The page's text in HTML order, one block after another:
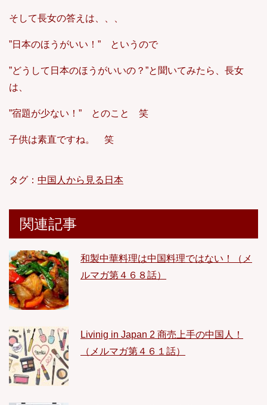
そして長女の答えは、、、
”日本のほうがいい！” というので
”どうして日本のほうがいいの？”と聞いてみたら、長女
は、
”宿題が少ない！” とのこと 笑
子供は素直ですね。 笑
タグ： 中国人から見る日本
関連記事
和製中華料理は中国料理ではない！（メ
ルマガ第４６８話）
Livinig in Japan 2 商売上手の中国人！
（メルマガ第４６１話）